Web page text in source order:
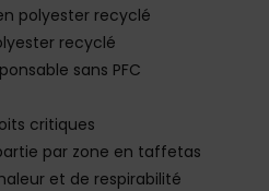
polyester recyclé
recyclé
sans PFC
critiques
par zone en taffetas
et de respirabilité